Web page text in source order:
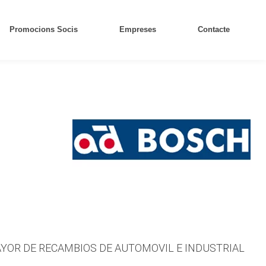
Promocions Socis Empreses Contacte
DE RECAMBIOS DE AUTOMOVIL E INDUSTRIAL